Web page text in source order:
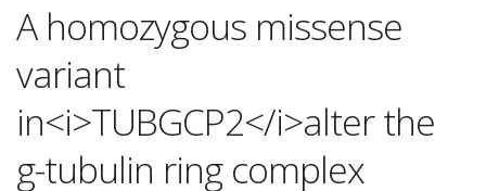
A homozygous missense
variant
in<i>TUBGCP2</i>alter the
g-tubulin ring complex